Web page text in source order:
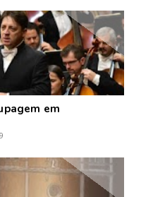
em